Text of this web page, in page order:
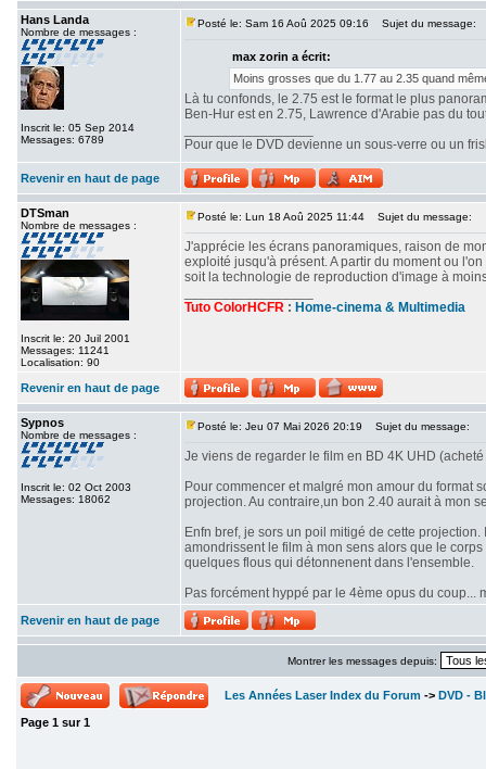
Hans Landa
Nombre de messages :
Inscrit le: 05 Sep 2014
Messages: 6789
Posté le: Sam 16 Aoû 2025 09:16 Sujet du message:
max zorin a écrit:
Moins grosses que du 1.77 au 2.35 quand
Là tu confonds, le 2.75 est le format le plus
Ben-Hur est en 2.75, Lawrence d'Arabie pas du
Pour que le DVD devienne un sous-verre ou un
Revenir en haut de page
DTSman
Nombre de messages :
Inscrit le: 20 Juil 2001
Messages: 11241
Localisation: 90
Posté le: Lun 18 Aoû 2025 11:44 Sujet du message:
J'apprécie les écrans panoramiques, raison de
exploité jusqu'à présent. A partir du moment ou
soit la technologie de reproduction d'image à
Tuto ColorHCFR : Home-cinema & Multimedia
Revenir en haut de page
Sypnos
Nombre de messages :
Inscrit le: 02 Oct 2003
Messages: 18062
Posté le: Jeu 07 Mai 2026 20:19 Sujet du message:
Je viens de regarder le film en BD 4K UHD
Pour commencer et malgré mon amour du format
projection. Au contraire,un bon 2.40 aurait à mon
Enfn bref, je sors un poil mitigé de cette
amondrissent le film à mon sens alors que le
quelques flous qui détonnenent dans l'ensemble.
Pas forcément hyppé par le 4ème opus du
Revenir en haut de page
Montrer les messages depuis:
Les Années Laser Index du Forum -> DVD -
Page 1 sur1